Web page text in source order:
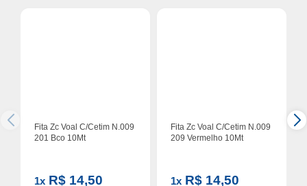
Fita Zc Voal C/Cetim N.009
201 Bco 10Mt
1x R$ 14,50
Fita Zc Voal C/Cetim N.009
209 Vermelho 10Mt
1x R$ 14,50